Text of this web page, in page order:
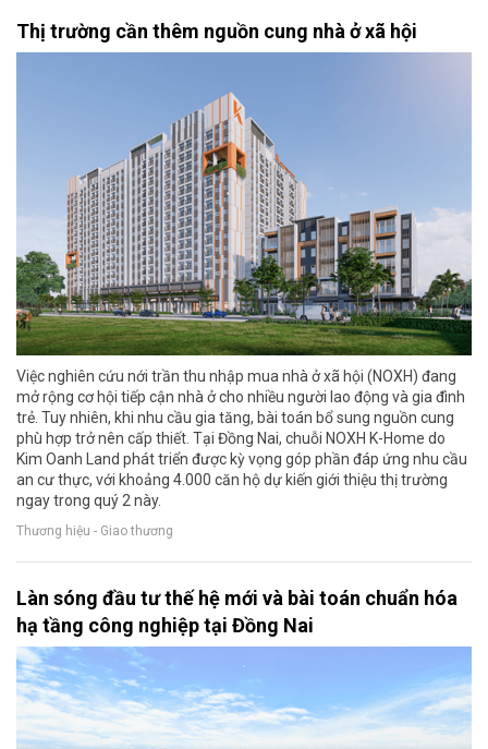
Thị trường cần thêm nguồn cung nhà ở xã hội
Việc nghiên cứu nới trần thu nhập mua nhà ở xã hội (NOXH) đang
mở rộng cơ hội tiếp cận nhà ở cho nhiều người lao động và gia đình
trẻ. Tuy nhiên, khi nhu cầu gia tăng, bài toán bổ sung nguồn cung
phù hợp trở nên cấp thiết. Tại Đồng Nai, chuỗi NOXH K-Home do
Kim Oanh Land phát triển được kỳ vọng góp phần đáp ứng nhu cầu
an cư thực, với khoảng 4.000 căn hộ dự kiến giới thiệu thị trường
ngay trong quý 2 này.
Thương hiệu - Giao thương
Làn sóng đầu tư thế hệ mới và bài toán chuẩn hóa
hạ tầng công nghiệp tại Đồng Nai